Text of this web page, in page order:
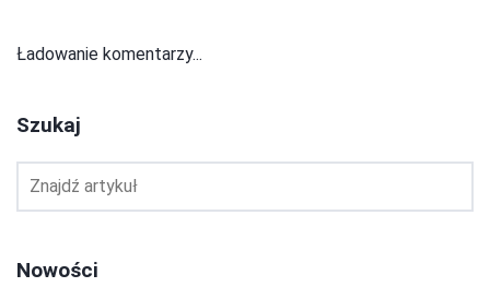
Ładowanie komentarzy...
Szukaj
Nowości